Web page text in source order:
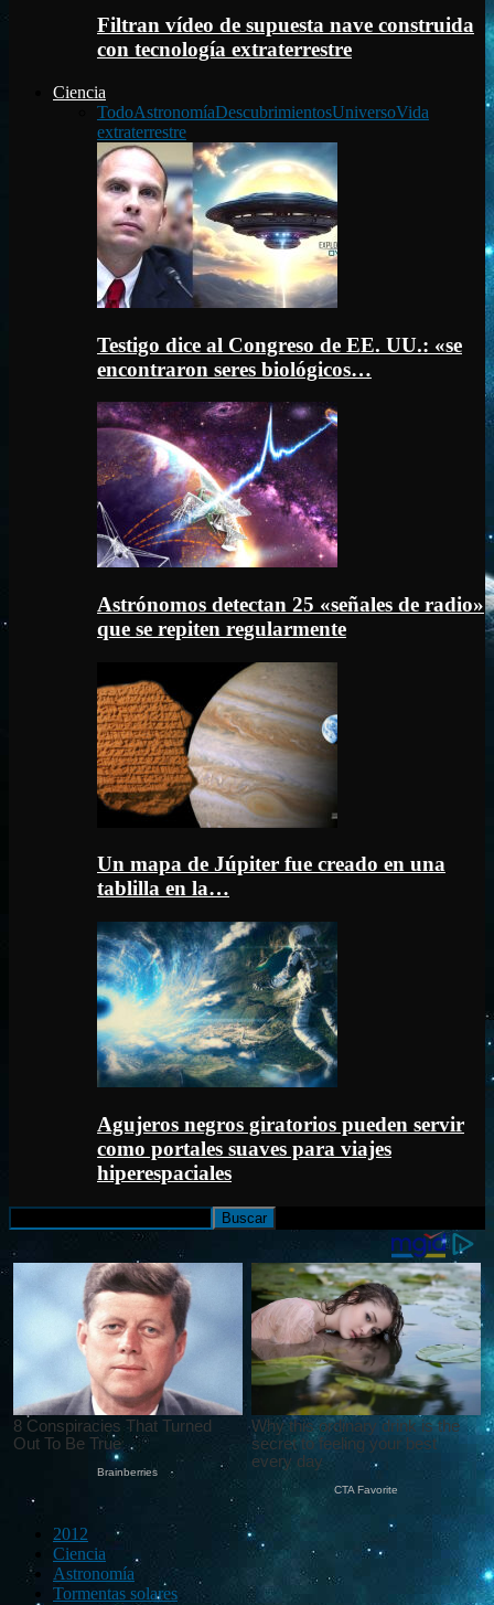
Filtran vídeo de supuesta nave construida
con tecnología extraterrestre
Ciencia
TodoAstronomíaDescubrimientosUniversoVida
extraterrestre
Testigo dice al Congreso de EE. UU.: «se
encontraron seres biológicos…
Astrónomos detectan 25 «señales de radio»
que se repiten regularmente
Un mapa de Júpiter fue creado en una
tablilla en la…
Agujeros negros giratorios pueden servir
como portales suaves para viajes
hiperespaciales
2012
Ciencia
Astronomía
Tormentas solares